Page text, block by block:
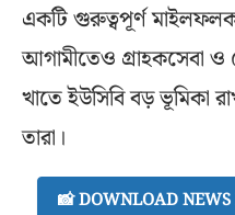
একটি গুরুত্বপূর্ণ
আগামীতেও গ্রাহকসেবা ও
খাতে ইউসিবি বড় ভূমিকা
তারা।
📸 DOWNLOAD